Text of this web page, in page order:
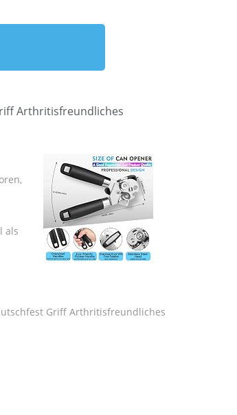
Arthritisfreundliches
als
Griff Arthritisfreundliches